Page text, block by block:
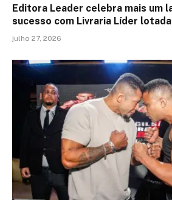
Editora Leader celebra mais um
sucesso com Livraria Líder
julho 27, 2026